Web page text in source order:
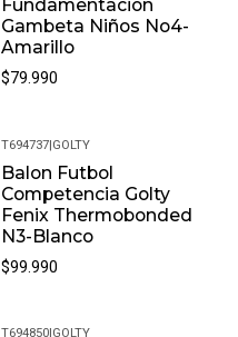
Fundamentación
Gambeta Niños No4-
Amarillo
$79.990
T694737|GOLTY
Balon Futbol
Competencia Golty
Fenix Thermobonded
N3-Blanco
$99.990
T694850 GOLTY